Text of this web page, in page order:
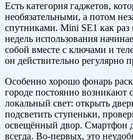
Есть категория гаджетов,
необязательными, а потом
спутниками. Mini SE1 как
недель использования
собой вместе с ключами и
он действительно регулярно
Особенно хорошо фонарь
городе постоянно
локальный свет: открыть
подсветить ступеньки,
освещённый двор. Смартфон
всегда. Во-первых, это